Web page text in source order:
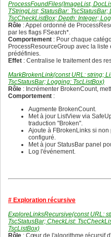
383
384
385
386
387
388
389
390
391
393
394
395
396
398
399
401
403
404
411
413
414
415
367
368
369
370
371
372
373
374
375
377
378
379
380
382
383
385
387
388
394
395
396
397
398
399
ProcessFoundFiles(ImageList,
TStringList; StatusBar:
TscCheckListBox; Depth: Integer;
Rôle : Appel ordonné de
par les flags FSearch*.
Comportement : Pour chaque
ProcessResourceGroup avec la
prédéfinies.
Effet : Centralise le traitement des
MarkBrokenLink(const URL: string;
TscStatusBar; Logging: TscListBox)
Rôle : Incrémenter BrokenCount,
Comportement :
Augmente BrokenCount.
Met à jour ListView via
traduction "Broken".
Ajoute à FBrokenLinks si
configuré.
Met à jour StatusBar panel
Log l'événement.
# Exploration récursive
ExploreLinksRecursive(const URL:
TscStatusBar; CheckList:
TscListBox)